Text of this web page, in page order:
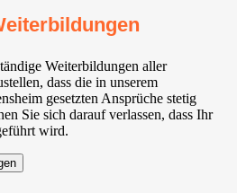
Weiterbildungen aller
dass die in unserem
gesetzten Ansprüche stetig
Sie sich darauf verlassen, dass Ihr
wird.